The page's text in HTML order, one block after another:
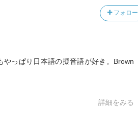
フォロー
っぱり日本語の擬音語が好き。Brown
詳細をみる